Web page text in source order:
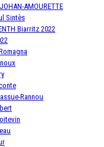
AMOURETTE
Sintès
Biarritz 2022
Rannou